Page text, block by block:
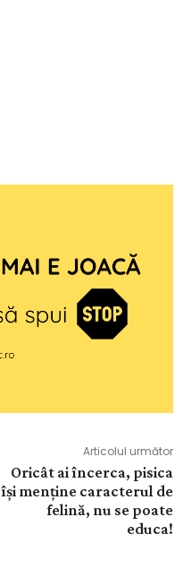
Articolul următor
Oricât ai încerca, pisica
își menține caracterul de
felină, nu se poate
educa!